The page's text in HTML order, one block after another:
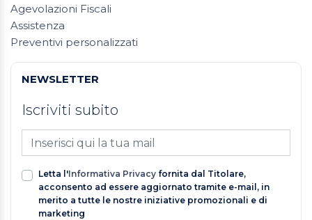
Agevolazioni Fiscali
Assistenza
Preventivi personalizzati
NEWSLETTER
Iscriviti subito
Letta l'Informativa Privacy fornita dal Titolare,
acconsento ad essere aggiornato tramite e-mail, in
merito a tutte le nostre iniziative promozionali e di
marketing